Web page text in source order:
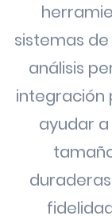
sistemas
análisis
integración
ayudar